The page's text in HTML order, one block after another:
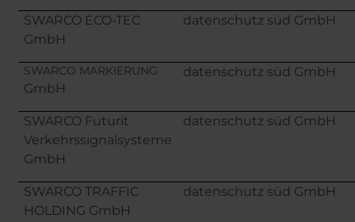
Austria
Armenia
Finland
France
Italy
Jamaica
Norway
Romania
SWARCO ECO-TEC
GmbH
datenschutz süd GmbH
SWARCO MARKIERUNG
GmbH
datenschutz süd GmbH
SWARCO Futurit
Verkehrssignalsysteme
GmbH
datenschutz süd GmbH
SWARCO TRAFFIC
HOLDING GmbH
datenschutz süd GmbH